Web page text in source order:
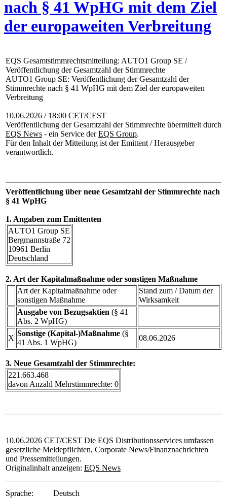
nach § 41 WpHG mit dem Ziel
der europaweiten Verbreitung
EQS Gesamtstimmrechtsmitteilung: AUTO1 Group SE /
Veröffentlichung der Gesamtzahl der Stimmrechte
AUTO1 Group SE: Veröffentlichung der Gesamtzahl der
Stimmrechte nach § 41 WpHG mit dem Ziel der europaweiten
Verbreitung
10.06.2026 / 18:00 CET/CEST
Veröffentlichung der Gesamtzahl der Stimmrechte übermittelt durch
EQS News - ein Service derEQS Group.
Für den Inhalt der Mitteilung ist der Emittent / Herausgeber
verantwortlich.
Veröffentlichung über neue Gesamtzahl der Stimmrechte nach
§ 41 WpHG
1. Angaben zum Emittenten
AUTO1 Group SE
Bergmannstraße 72
10961 Berlin
Deutschland
2. Art der Kapitalmaßnahme oder sonstigen Maßnahme
Art der Kapitalmaßnahme oder
sonstigen Maßnahme
Stand zum / Datum der
Wirksamkeit
Ausgabe von Bezugsaktien (§ 41
Abs. 2 WpHG)
X
Sonstige (Kapital-)Maßnahme (§
41 Abs. 1 WpHG)
08.06.2026
3. Neue Gesamtzahl der Stimmrechte:
221.663.468
davon Anzahl Mehrstimmrechte: 0
10.06.2026 CET/CEST Die EQS Distributionsservices umfassen
gesetzliche Meldepflichten, Corporate News/Finanznachrichten
und Pressemitteilungen.
Originalinhalt anzeigen: EQS News
Sprache:
Deutsch